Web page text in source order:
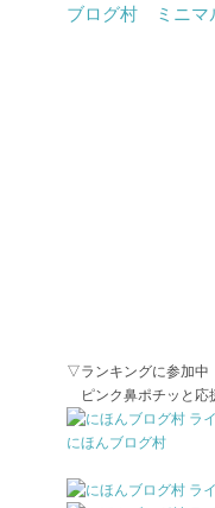
ブログ村 ミニマ
▽ランキングに参加中
ピンク鼻ポチッと応
にほんブログ村